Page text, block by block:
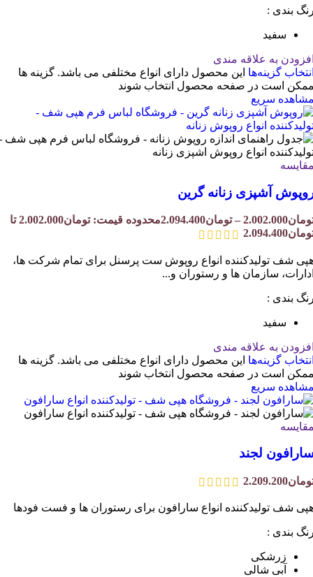
بندی :
سفید
به علاقه مندی
گزینه‌ها این محصول دارای انواع مختلفی می باشد. گزینه ها
است در صفحه محصول انتخاب شوند
سریع
آشپزی زنانه گرین
2.002.000
– تومان2.094.400
محدوده قیمت: تومان2.002.000 تا
شف تولیدکننده انواع روپوش ست پرسنل برای تمام شرکت ها،
سازمان ها و رستوران و...
بندی :
سفید
به علاقه مندی
گزینه‌ها این محصول دارای انواع مختلفی می باشد. گزینه ها
است در صفحه محصول انتخاب شوند
سریع
لجند
2.209.200
شف تولیدکننده انواع سارافون برای رستوران ها و فست فودها
بندی :
زرشکی
آبی شالی